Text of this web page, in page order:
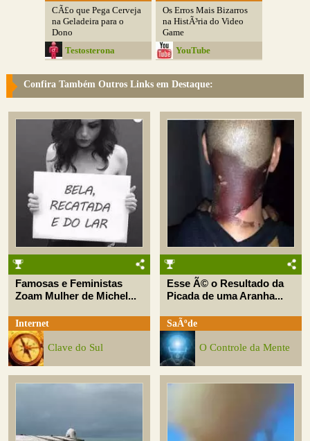
CÃ£o que Pega Cerveja
na Geladeira para o
Dono
Testosterona
Os Erros Mais Bizarros
na HistÃ³ria do Video
Game
YouTube
Confira Também Outros Links em Destaque:
Famosas e Feministas
Zoam Mulher de Michel...
Internet
Clave do Sul
Esse Ã© o Resultado da
Picada de uma Aranha...
SaÃºde
O Controle da Mente